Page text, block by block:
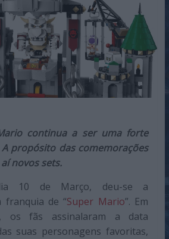
continua a ser uma forte
A propósito das comemorações
novos sets.
10 de Março, deu-se a
franquia de “Super Mario”. Em
os fãs assinalaram a data
suas personagens favoritas,